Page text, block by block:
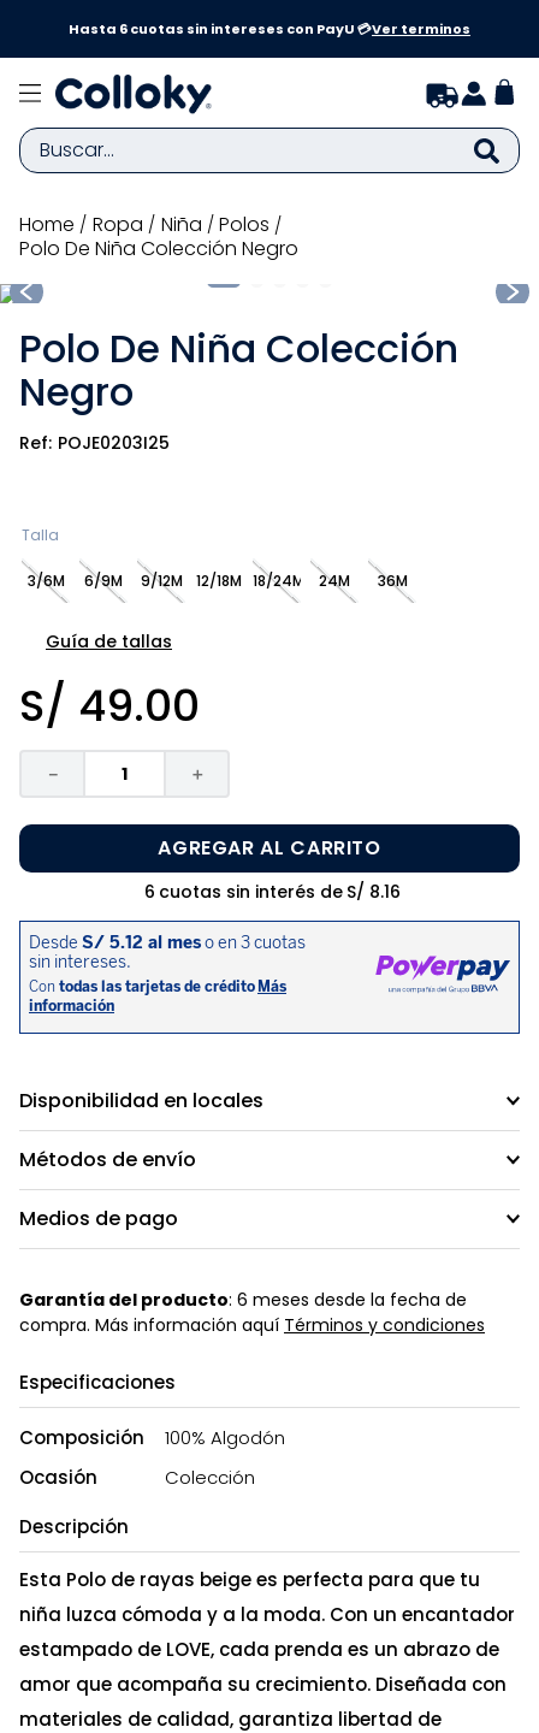
Hasta 6 cuotas sin intereses con PayU 💳Ver terminos
Buscar...
ropa niña
polos
Polo De Niña Colección Negro
Polo De Niña Colección
Negro
POJE0203I25
Talla
3/6M 6/9M 9/12M 12/18M 18/24M 24M 36M
Guía de tallas
S/ 49.00
＋
－
AGREGAR AL CARRITO
6 cuotas sin interés de S/ 8.16
Disponibilidad en locales
Métodos de envío
Medios de pago
Garantía del producto: 6 meses desde la fecha de
compra. Más información aquí Términos y condiciones
Especificaciones
Composición
100% Algodón
Ocasión
Colección
Descripción
Esta Polo de rayas beige es perfecta para que tu
niña luzca cómoda y a la moda. Con un encantador
estampado de LOVE, cada prenda es un abrazo de
amor que acompaña su crecimiento. Diseñada con
materiales de calidad, garantiza libertad de
TÉRMINOS MÁS BUSCADOS
1.
zapatillas niña
2.
3.
medias
4.
sandalias
.
disney
sandalias niño